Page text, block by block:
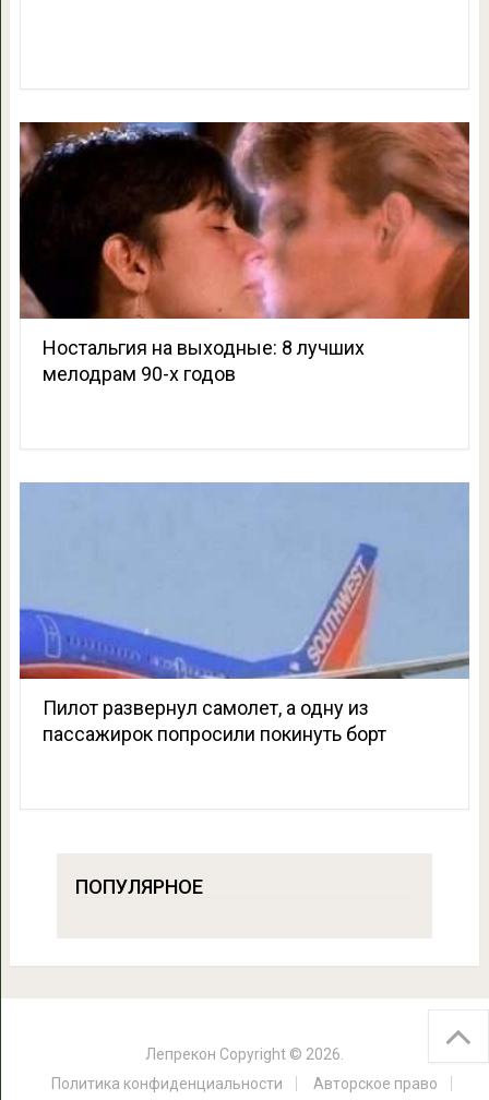
Ностальгия на выходные: 8 лучших
мелодрам 90-х годов
Пилот развернул самолет, а одну из
пассажирок попросили покинуть борт
ПОПУЛЯРНОЕ
Лепрекон Copyright © 2026.
Политика конфиденциальности
Авторское право